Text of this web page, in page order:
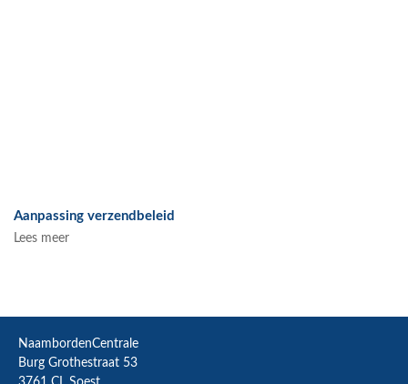
Aanpassing verzendbeleid
Lees meer
NaambordenCentrale
Burg Grothestraat 53